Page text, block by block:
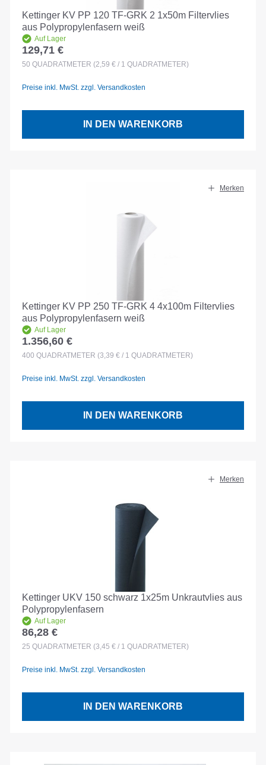
Kettinger KV PP 120 TF-GRK 2 1x50m Filtervlies
aus Polypropylenfasern weiß
Auf Lager
Regulärer Preis:
129,71 €
50 QUADRATMETER (2,59 € / 1 QUADRATMETER)
Preise inkl. MwSt. zzgl. Versandkosten
IN DEN WARENKORB
Merken
Kettinger KV PP 250 TF-GRK 4 4x100m Filtervlies
aus Polypropylenfasern weiß
Auf Lager
Regulärer Preis:
1.356,60 €
400 QUADRATMETER (3,39 € / 1 QUADRATMETER)
Preise inkl. MwSt. zzgl. Versandkosten
IN DEN WARENKORB
Merken
Kettinger UKV 150 schwarz 1x25m Unkrautvlies aus
Polypropylenfasern
Auf Lager
Regulärer Preis:
86,28 €
25 QUADRATMETER (3,45 € / 1 QUADRATMETER)
Preise inkl. MwSt. zzgl. Versandkosten
IN DEN WARENKORB